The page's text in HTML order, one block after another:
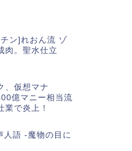
ン]れおん流 ゾ
肉。聖水仕立
、仮想マナ
億マニー相当流
業で炎上！
人語 -魔物の目に